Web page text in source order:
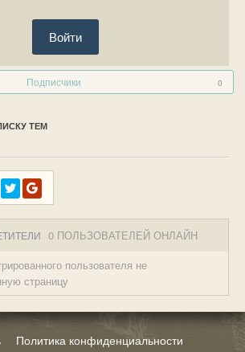
Войти
Подписчики 0
ТЕМ
0 ПОЛЬЗОВАТЕЛЕЙ ОНЛАЙН
пользователя не
страницу
Политика конфиденциальности